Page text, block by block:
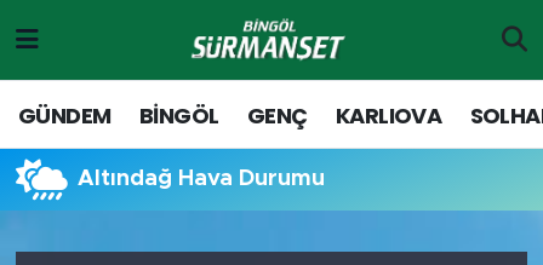
GÜNDEM BİNGÖL GENÇ KARLIOVA
Altındağ Hava Durumu
Genç
Solhan
Merkez Hava Durumu
Merkez Trafik Yoğunluk Haritası